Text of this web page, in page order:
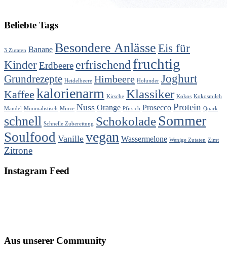
Beliebte Tags
3 Zutaten Banane Besondere Anlässe Eis für
KinderErdbeere erfrischend fruchtig
Grundrezepte Heidelbeere Himbeere Holunder Joghurt
Kaffee kalorienarm Kirsche Klassiker Kokos Kokosmilch
Mandel Minimalistisch Minze Nuss Orange Pfirsich Prosecco Protein Quark
schnell Schnelle Zubereitung Schokolade Sommer
Soulfood Vanille vegan Wassermelone Wenige Zutaten Zimt
Zitrone
Instagram Feed
Aus unserer Community